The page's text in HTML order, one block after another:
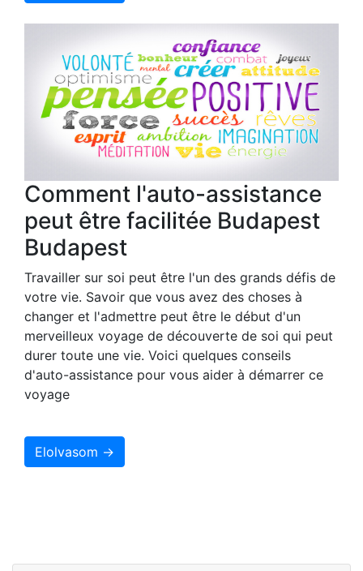
Comment l'auto-assistance
peut être facilitée Budapest
Budapest
Travailler sur soi peut être l'un des grands défis de
votre vie. Savoir que vous avez des choses à
changer et l'admettre peut être le début d'un
merveilleux voyage de découverte de soi qui peut
durer toute une vie. Voici quelques conseils
d'auto-assistance pour vous aider à démarrer ce
voyage
Elolvasom →